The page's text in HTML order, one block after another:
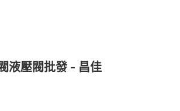
液壓閥批發 - 昌佳